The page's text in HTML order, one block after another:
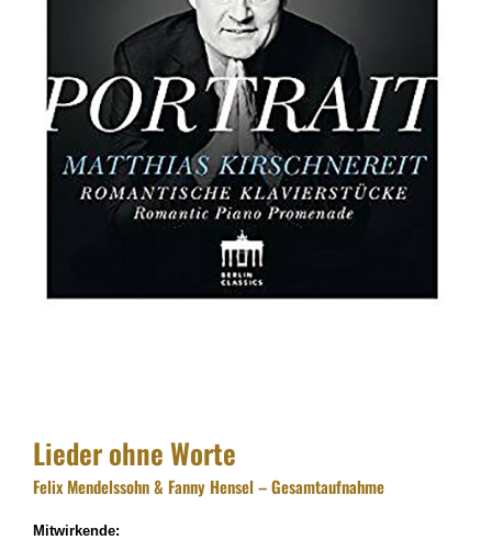
Lieder ohne Worte
Felix Mendelssohn & Fanny Hensel – Gesamtaufnahme
Mitwirkende: